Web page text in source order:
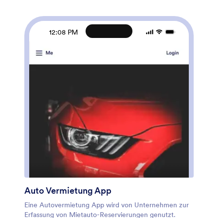
Farben zu wählen, Ihr Logo hochzuladen und mehr,
ganz ohne Programmierkenntnisse. Ihre Kunden
können Ihre App dann von jedem Smartphone, Tablet
und darauf zugreifen. Beginnen Sie damit, Termine mit
dieser Planer App von Jotform von Ihrer eigenen
12:08 PM
Auto Vermietung App
Eine Autovermietung App wird von Unternehmen zur
Erfassung von Mietauto-Reservierungen genutzt.